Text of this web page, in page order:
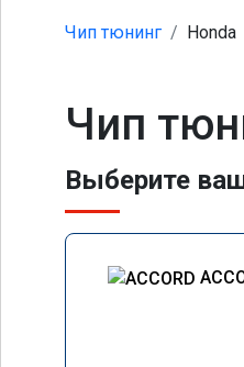
Чип тюнинг Honda
Чип
Выберите